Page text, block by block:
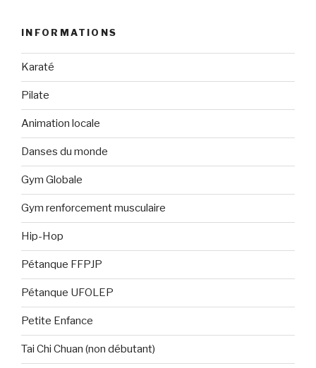
INFORMATIONS
Karaté
Pilate
Animation locale
Danses du monde
Gym Globale
Gym renforcement musculaire
Hip-Hop
Pétanque FFPJP
Pétanque UFOLEP
Petite Enfance
Tai Chi Chuan (non débutant)